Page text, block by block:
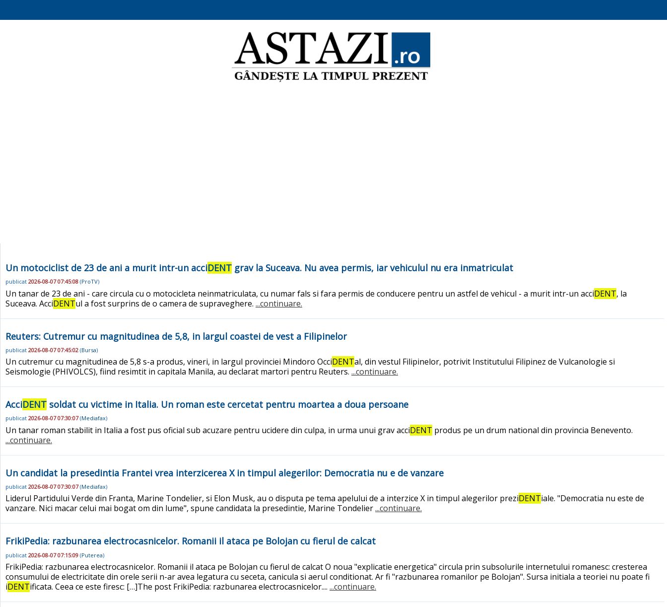
Un motociclist de 23 de ani a murit intr-un acciDENT grav la Suceava. Nu avea permis, iar vehiculul nu era inmatriculat
publicat 2026-08-07 07:45:08 (ProTV)
Un tanar de 23 de ani - care circula cu o motocicleta neinmatriculata, cu numar fals si fara permis de conducere pentru un astfel de vehicul - a murit intr-un acciDENT, la
Suceava. AcciDENTul a fost surprins de o camera de supraveghere. ...continuare.
Reuters: Cutremur cu magnitudinea de 5,8, in largul coastei de vest a Filipinelor
publicat 2026-08-07 07:45:02 (Bursa)
Un cutremur cu magnitudinea de 5,8 s-a produs, vineri, in largul provinciei Mindoro OcciDENTal, din vestul Filipinelor, potrivit Institutului Filipinez de Vulcanologie si
Seismologie (PHIVOLCS), fiind resimtit in capitala Manila, au declarat martori pentru Reuters. ...continuare.
AcciDENT soldat cu victime in Italia. Un roman este cercetat pentru moartea a doua persoane
publicat 2026-08-07 07:30:07(Mediafax)
Un tanar roman stabilit in Italia a fost pus oficial sub acuzare pentru ucidere din culpa, in urma unui grav acciDENT produs pe un drum national din provincia Benevento.
...continuare.
Un candidat la presedintia Frantei vrea interzicerea X in timpul alegerilor: Democratia nu e de vanzare
publicat 2026-08-07 07:30:07(Mediafax)
Liderul Partidului Verde din Franta, Marine Tondelier, si Elon Musk, au o disputa pe tema apelului de a interzice X in timpul alegerilor preziDENTiale. "Democratia nu este de
vanzare. Nici macar celui mai bogat om din lume", spune candidata la presedintie, Marine Tondelier...continuare.
FrikiPedia: razbunarea electrocasnicelor. Romanii il ataca pe Bolojan cu fierul de calcat
publicat 2026-08-07 07:15:09 (Puterea)
FrikiPedia: razbunarea electrocasnicelor. Romanii il ataca pe Bolojan cu fierul de calcat O noua "explicatie energetica" circula prin subsolurile internetului romanesc: cresterea
consumului de electricitate din orele serii n-ar avea legatura cu seceta, canicula si aerul conditionat. Ar fi "razbunarea romanilor pe Bolojan". Sursa initiala a teoriei nu poate fi
iDENTificata. Ceea ce este firesc: […]The post FrikiPedia: razbunarea electrocasnicelor.... ...continuare.